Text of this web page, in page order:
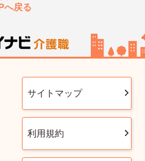
へ戻る
サイトマップ
利用規約